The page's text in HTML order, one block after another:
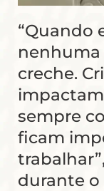
“Quando
nenhuma
creche.
sempre
ficam
durante o